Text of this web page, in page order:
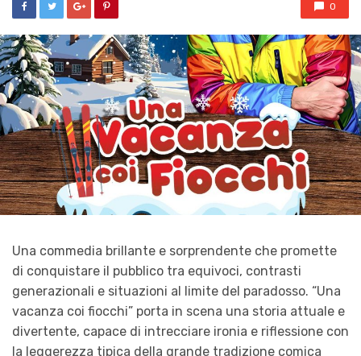
0
Una commedia brillante e sorprendente che promette
di conquistare il pubblico tra equivoci, contrasti
generazionali e situazioni al limite del paradosso. “Una
vacanza coi fiocchi” porta in scena una storia attuale e
divertente, capace di intrecciare ironia e riflessione con
la leggerezza tipica della grande tradizione comica